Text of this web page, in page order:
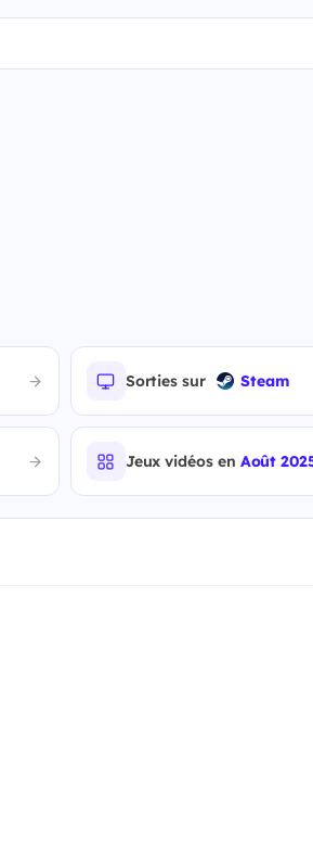
Sorties sur Steam
Jeux vidéos en Août